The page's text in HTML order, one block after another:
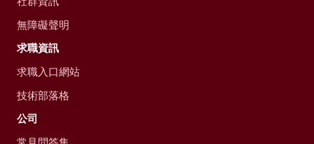
無障礙聲明
求職資訊
求職入口網站
技術部落格
公司